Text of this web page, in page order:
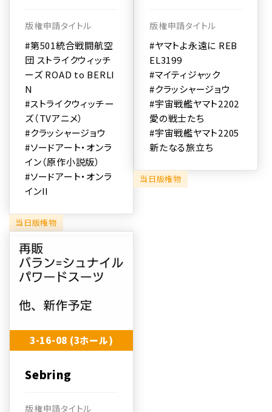
版権申請タイトル
#第501統合戦闘航空
団 ストライクウィッチ
ーズ ROAD to BERLI
N
#ストライクウィッチー
ズ（TVアニメ）
#クラッシャージョウ
#ソードアート・オンラ
イン（原作小説版）
#ソードアート・オンラ
インII
当日版権物
版権申請タイトル
#ヤマトよ永遠に REB
EL3199
#マイティジャック
#クラッシャージョウ
#宇宙戦艦ヤマト2202
愛の戦士たち
#宇宙戦艦ヤマト2205
新たなる旅立ち
当日版権物
3-16-08 (3ホール)
Sebring
版権申請タイトル